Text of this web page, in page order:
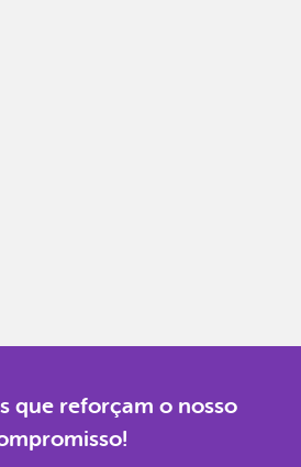
que reforçam o nosso